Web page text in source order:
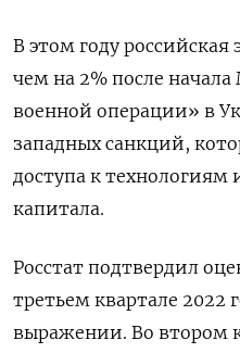
В этом году российская
чем на 2% после
военной операции» в
западных санкций,
доступа к
капитала.
Росстат подтвердил
третьем квартале 2022
выражении. Во втором